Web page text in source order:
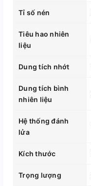
Tỉ số nén
Tiêu hao nhiên
liệu
Dung tích nhớt
Dung tích bình
nhiên liệu
Hệ thống đánh
lửa
Kích thước
Trọng lượng